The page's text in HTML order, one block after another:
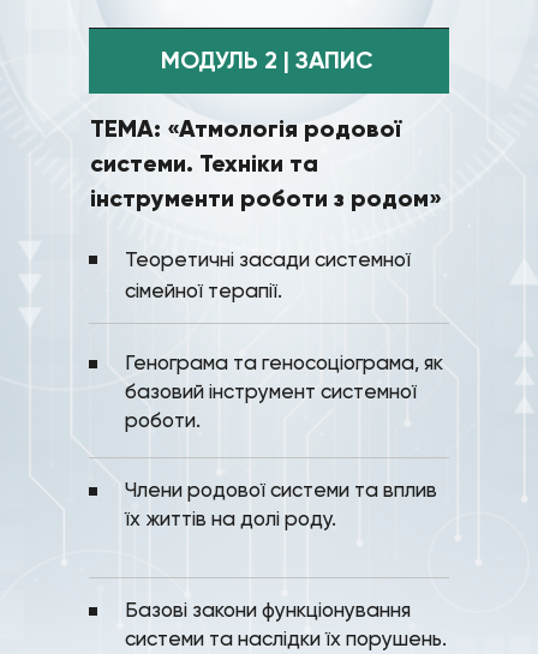
МОДУЛЬ 2 | ЗАПИС
ТЕМА: «Атмологія родової
системи. Техніки та
інструменти роботи з родом»
Теоретичні засади системної
сімейної терапії.
Генограма та геносоціограма, як
базовий інструмент системної
роботи.
Члени родової системи та вплив
їх життів на долі роду.
Базові закони функціонування
системи та наслідки їх порушень.